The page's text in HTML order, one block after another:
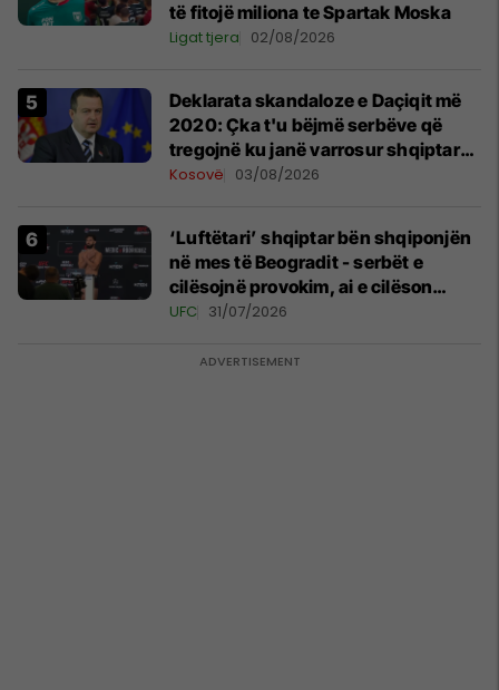
të fitojë miliona te Spartak Moska
Ligat tjera 02/08/2026
​Deklarata skandaloze e Daçiqit më
2020: Çka t'u bëjmë serbëve që
tregojnë ku janë varrosur shqiptarët
në Serbi
Kosovë 03/08/2026
‘Luftëtari’ shqiptar bën shqiponjën
në mes të Beogradit - serbët e
cilësojnë provokim, ai e cilëson
simbol të identitetit
UFC 31/07/2026